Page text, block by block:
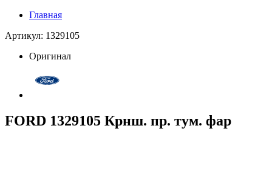
Главная
Артикул: 1329105
Оригинал
FORD 1329105 Крнш. пр. тум. фар